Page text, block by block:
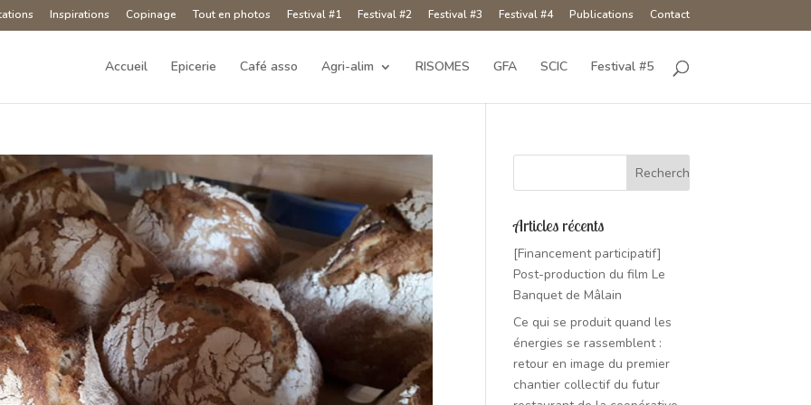
Inspirations Copinage Tout en photos Festival #1 Festival #2 Festival #3 Festival #4 Publications Contact
Accueil Epicerie Café asso Agri-alim RISOMES GFA SCIC Festival #5
Articles récents
[Financement participatif]
Post-production du film Le
Banquet de Mâlain
Ce qui se produit quand les
énergies se rassemblent :
retour en image du premier
chantier collectif du futur